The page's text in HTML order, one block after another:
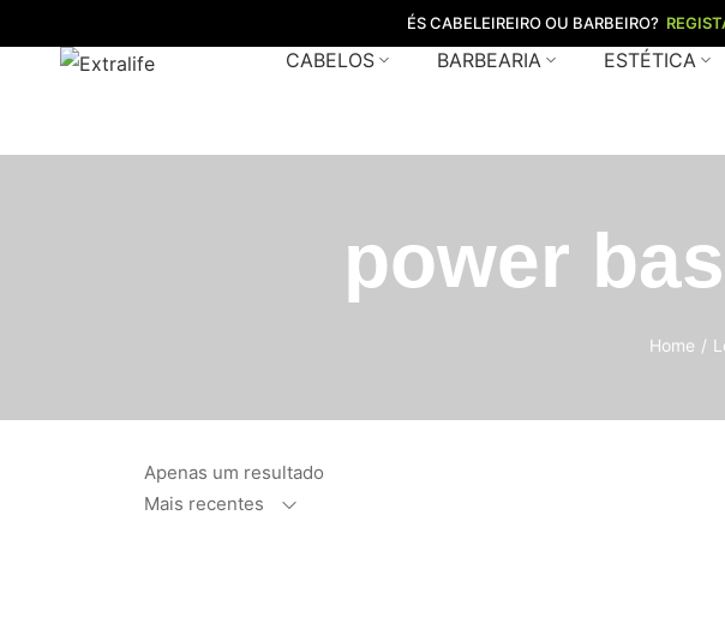
ÉS CABELEIREIRO OU BARBEIRO?
CABELOS BARBEARIA ESTÉTICA
power
Home /
Apenas um resultado
Mais recentes